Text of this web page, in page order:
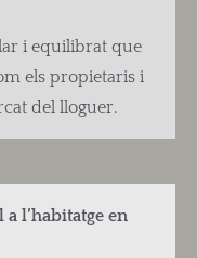
i equilibrat que
els propietaris i
del lloguer.
l’habitatge en